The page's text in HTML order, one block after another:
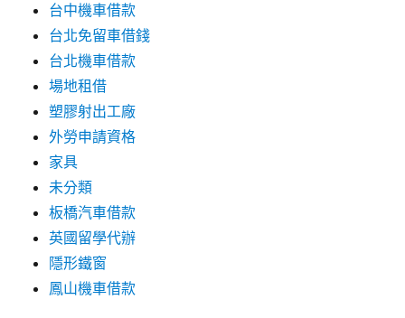
台中機車借款
台北免留車借錢
台北機車借款
場地租借
塑膠射出工廠
外勞申請資格
家具
未分類
板橋汽車借款
英國留學代辦
隱形鐵窗
鳳山機車借款